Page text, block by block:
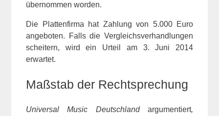
übernommen worden.
Die Plattenfirma hat Zahlung von 5.000 Euro
angeboten. Falls die Vergleichsverhandlungen
scheitern, wird ein Urteil am 3. Juni 2014
erwartet.
Maßstab der Rechtsprechung
Universal Music Deutschland argumentiert,